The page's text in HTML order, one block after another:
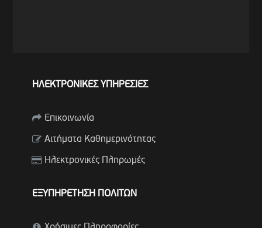
ΗΛΕΚΤΡΟΝΙΚΕΣ ΥΠΗΡΕΣΙΕΣ
Επικοινωνία
Αιτήματα Καθημερινότητας
Ηλεκτρονικές Πληρωμές
ΕΞΥΠΗΡΕΤΗΣΗ ΠΟΛΙΤΩΝ